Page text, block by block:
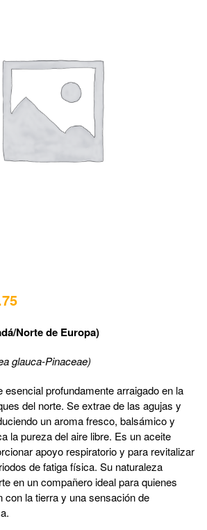
Norte de Europa)
glauca-Pinaceae)
esencial profundamente arraigado en la
del norte. Se extrae de las agujas y
un aroma fresco, balsámico y
la pureza del aire libre. Es un aceite
apoyo respiratorio y para revitalizar
de fatiga física. Su naturaleza
en un compañero ideal para quienes
con la tierra y una sensación de